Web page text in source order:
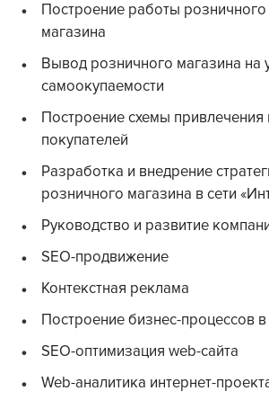
Построение работы розничного
магазина
Вывод розничного магазина на
самоокупаемости
Построение схемы
покупателей
Разработка и внедрение
розничного магазина в сети
Руководство и развитие
SEO-продвижение
Контекстная реклама
Построение бизнес-процессов
SEO-оптимизация web-сайта
Web-аналитика интернет-